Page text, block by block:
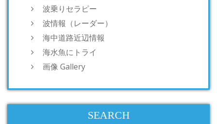
波乗りセラピー
波情報（レーダー）
海中道路近辺情報
海水魚にトライ
画像 Gallery
SEARCH